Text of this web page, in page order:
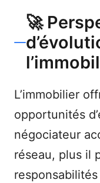
🚀
L’immobilier
opportunités
négociateur
réseau, plus il